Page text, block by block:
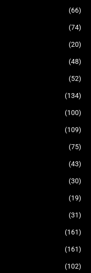
(66)
(74)
(20)
(48)
(52)
(134)
(100)
(109)
(75)
(43)
(30)
(19)
(31)
(161)
(161)
(102)